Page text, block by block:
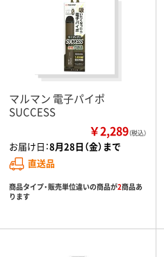
マルマン 電子パイポ
SUCCESS
￥2,289（税込）
お届け日：8月28日（金）まで
直送品
商品タイプ・販売単位違いの商品が2商品あ
ります